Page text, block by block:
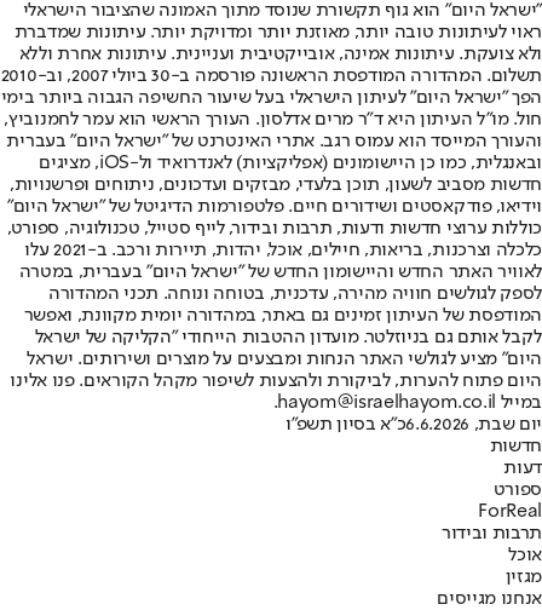
"ישראל היום" הוא גוף תקשורת שנוסד מתוך האמונה שהציבור הישראלי
ראוי לעיתונות טובה יותר, מאוזנת יותר ומדויקת יותר. עיתונות שמדברת
ולא צועקת. עיתונות אמינה, אובייקטיבית ועניינית. עיתונות אחרת וללא
תשלום. המהדורה המודפסת הראשונה פורסמה ב-30 ביולי 2007, וב-2010
הפך "ישראל היום" לעיתון הישראלי בעל שיעור החשיפה הגבוה ביותר בימי
חול. מו"ל העיתון היא ד"ר מרים אדלסון. העורך הראשי הוא עמר לחמנוביץ,
והעורך המייסד הוא עמוס רגב. אתרי האינטרנט של "ישראל היום" בעברית
ובאנגלית, כמו כן היישומונים (אפליקציות) לאנדרואיד ול-iOS, מציגים
חדשות מסביב לשעון, תוכן בלעדי, מבזקים ועדכונים, ניתוחים ופרשנויות,
וידיאו, פודקאסטים ושידורים חיים. פלטפורמות הדיגיטל של "ישראל היום"
כוללות ערוצי חדשות ודעות, תרבות ובידור, לייף סטייל, טכנולוגיה, ספורט,
כלכלה וצרכנות, בריאות, חיילים, אוכל, יהדות, תיירות ורכב. ב-2021 עלו
לאוויר האתר החדש והיישומון החדש של "ישראל היום" בעברית, במטרה
לספק לגולשים חוויה מהירה, עדכנית, בטוחה ונוחה. תכני המהדורה
המודפסת של העיתון זמינים גם באתר, במהדורה יומית מקוונת, ואפשר
לקבל אותם גם בניוזלטר. מועדון ההטבות הייחודי "הקליקה של ישראל
היום" מציע לגולשי האתר הנחות ומבצעים על מוצרים ושירותים. ישראל
היום פתוח להערות, לביקורת ולהצעות לשיפור מקהל הקוראים. פנו אלינו
במייל hayom@israelhayom.co.il.
יום שבת, 6.6.2026
כ"א בסיון תשפ"ו
חדשות
דעות
ספורט
ForReal
תרבות ובידור
אוכל
מגזין
אנחנו מגייסים